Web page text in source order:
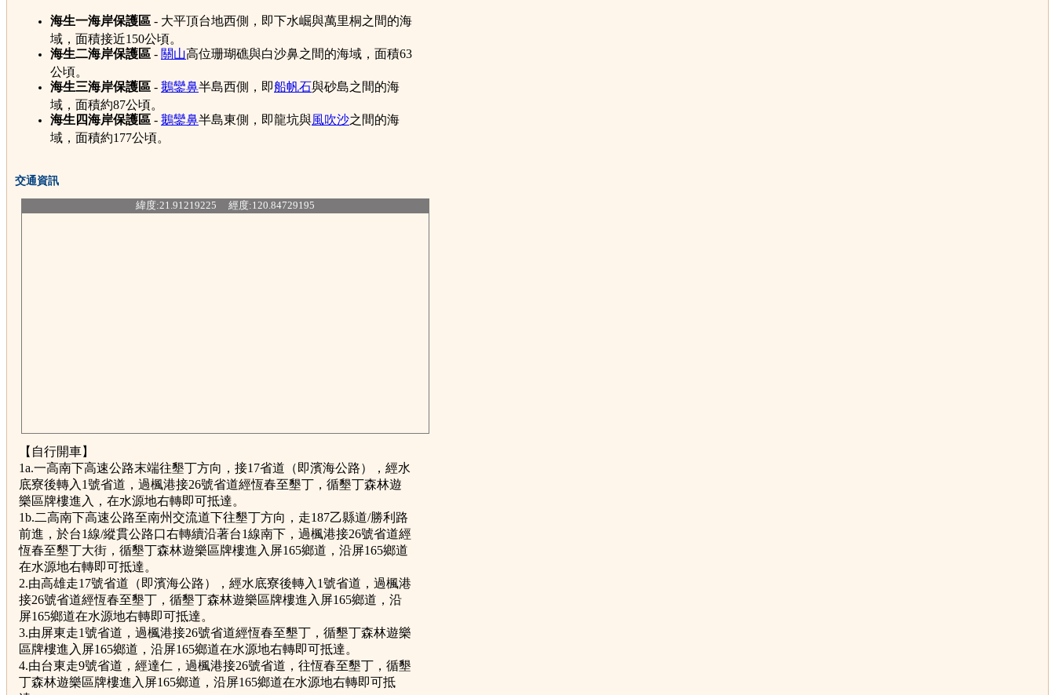
海生一海岸保護區 - 大平頂台地西側，即下水崛與萬里桐之間的海
域，面積接近150公頃。
海生二海岸保護區 - 關山高位珊瑚礁與白沙鼻之間的海域，面積63
公頃。
海生三海岸保護區 - 鵝鑾鼻半島西側，即船帆石與砂島之間的海
域，面積約87公頃。
海生四海岸保護區 - 鵝鑾鼻半島東側，即龍坑與風吹沙之間的海
域，面積約177公頃。
交通資訊
緯度:21.91219225 經度:120.84729195
【自行開車】
1a.一高南下高速公路末端往墾丁方向，接17省道（即濱海公路），經水
底寮後轉入1號省道，過楓港接26號省道經恆春至墾丁，循墾丁森林遊
樂區牌樓進入，在水源地右轉即可抵達。
1b.二高南下高速公路至南州交流道下往墾丁方向，走187乙縣道/勝利路
前進，於台1線/縱貫公路口右轉續沿著台1線南下，過楓港接26號省道經
恆春至墾丁大街，循墾丁森林遊樂區牌樓進入屏165鄉道，沿屏165鄉道
在水源地右轉即可抵達。
2.由高雄走17號省道（即濱海公路），經水底寮後轉入1號省道，過楓港
接26號省道經恆春至墾丁，循墾丁森林遊樂區牌樓進入屏165鄉道，沿
屏165鄉道在水源地右轉即可抵達。
3.由屏東走1號省道，過楓港接26號省道經恆春至墾丁，循墾丁森林遊樂
區牌樓進入屏165鄉道，沿屏165鄉道在水源地右轉即可抵達。
4.由台東走9號省道，經達仁，過楓港接26號省道，往恆春至墾丁，循墾
丁森林遊樂區牌樓進入屏165鄉道，沿屏165鄉道在水源地右轉即可抵